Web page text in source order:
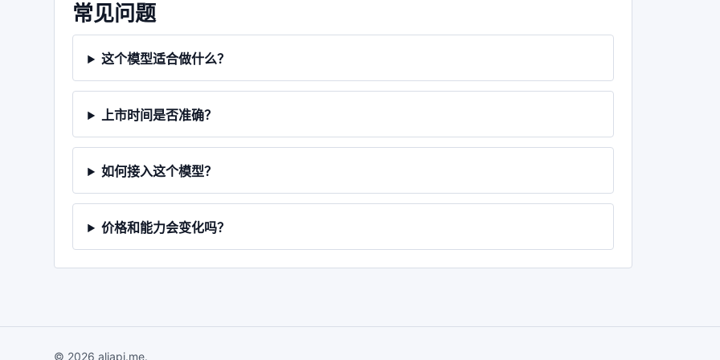
常见问题
这个模型适合做什么？
上市时间是否准确？
如何接入这个模型？
价格和能力会变化吗？
© 2026 aliapi.me.